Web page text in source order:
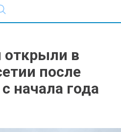
в
после
начала года